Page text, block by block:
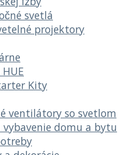
svetlá
projektory
Kity
ventilátory so svetlom
vybavenie domu a bytu